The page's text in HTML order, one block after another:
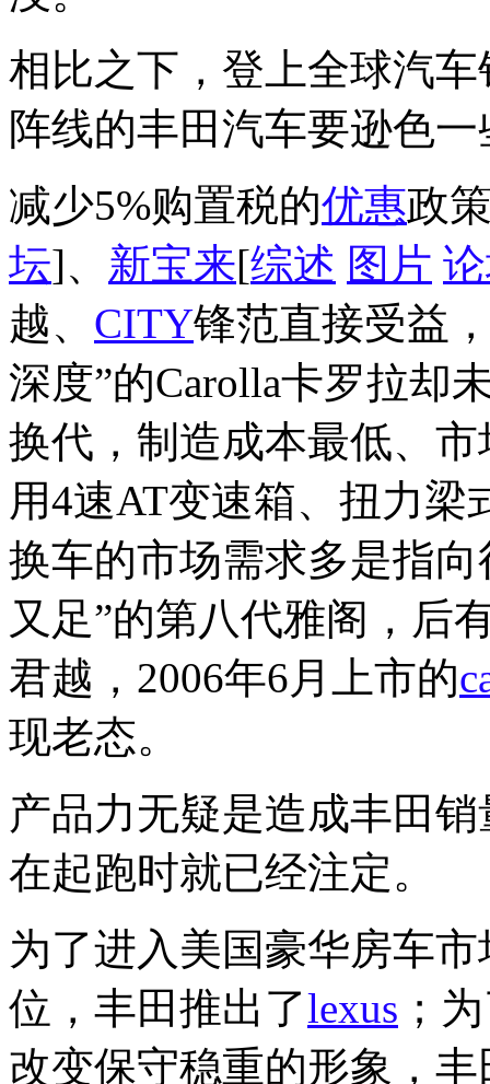
相比之下，登上全球汽
阵线的丰田汽车要逊色一
减少5%购置税的优惠政
坛]、 新宝来[综述 图片
越、 CITY锋范直接受益
深度”的Carolla卡罗拉却
换代，制造成本最低、市
用4速AT变速箱、扭力梁
换车的市场需求多是指
又足”的第八代雅阁，后
君越，2006年6月上市的
现老态。
产品力无疑是造成丰田
在起跑时就已经注定。
为了进入美国豪华房车
位，丰田推出了lexus ；
改变保守稳重的形象，